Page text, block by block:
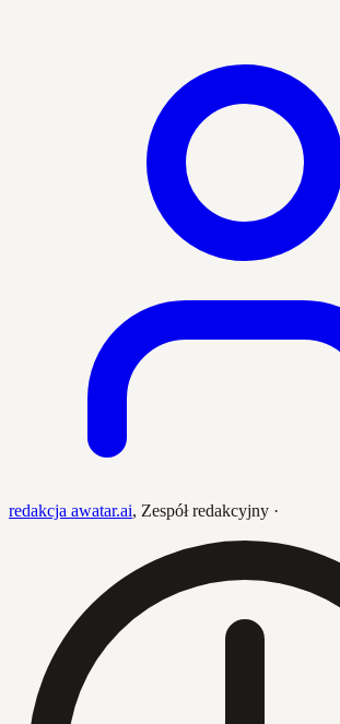
redakcja awatar.ai, Zespół redakcyjny ·